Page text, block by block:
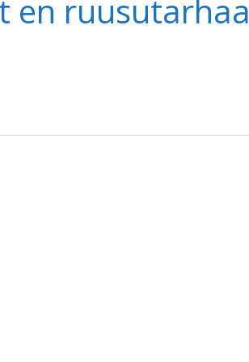
en ruusutarhaa